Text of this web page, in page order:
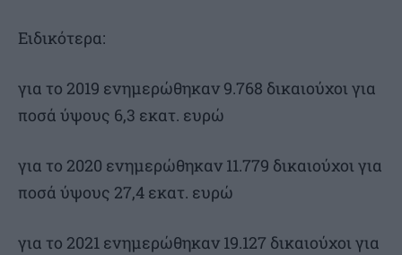
Ειδικότερα:
για το 2019 ενημερώθηκαν 9.768 δικαιούχοι για
ποσά ύψους 6,3 εκατ. ευρώ
για το 2020 ενημερώθηκαν 11.779 δικαιούχοι για
ποσά ύψους 27,4 εκατ. ευρώ
για το 2021 ενημερώθηκαν 19.127 δικαιούχοι για